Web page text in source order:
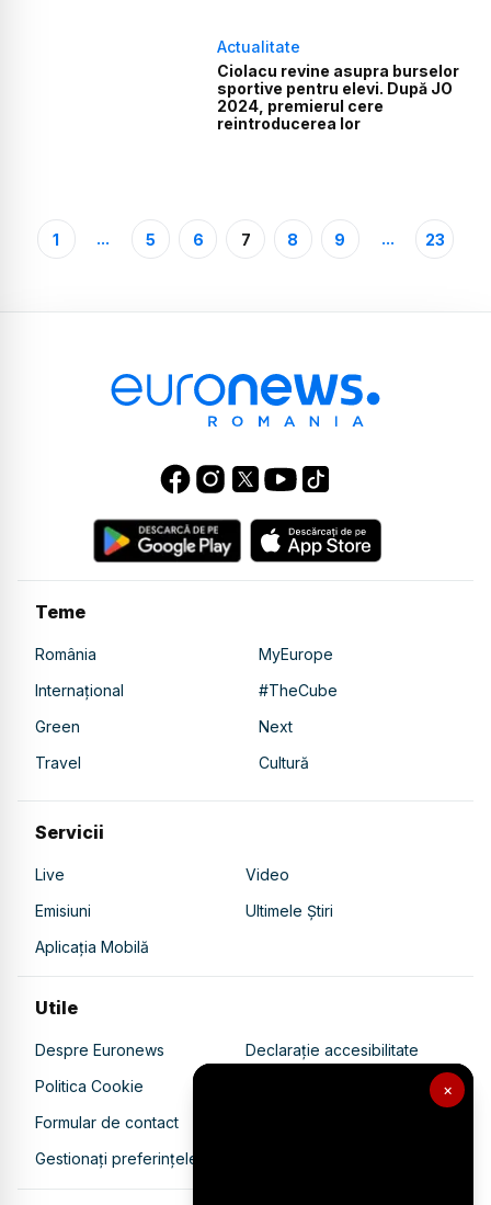
×
Actualitate
Ciolacu revine asupra burselor
sportive pentru elevi. După JO
2024, premierul cere
reintroducerea lor
1 ... 5 6 7 8 9 ... 23
Teme
România
MyEurope
Internațional
#TheCube
Green
Next
Travel
Cultură
Servicii
Live
Video
Emisiuni
Ultimele Știri
Aplicația Mobilă
Utile
Despre Euronews
Declarație accesibilitate
Politica Cookie
Politica de confidențialitate
Formular de contact
Gestionați preferințele